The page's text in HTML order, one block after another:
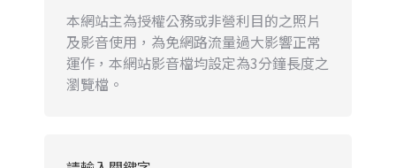
本網站主為授權公務或非營利目的之照片
及影音使用，為免網路流量過大影響正常
運作，本網站影音檔均設定為3分鐘長度之
瀏覽檔。